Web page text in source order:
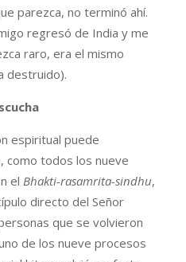
parezca, no terminó ahí.
regresó de India y me
raro, era el mismo
destruido).
espiritual puede
como todos los nueve
el Bhakti-rasamrita-sindhu,
directo del Señor
que se volvieron
de los nueve procesos